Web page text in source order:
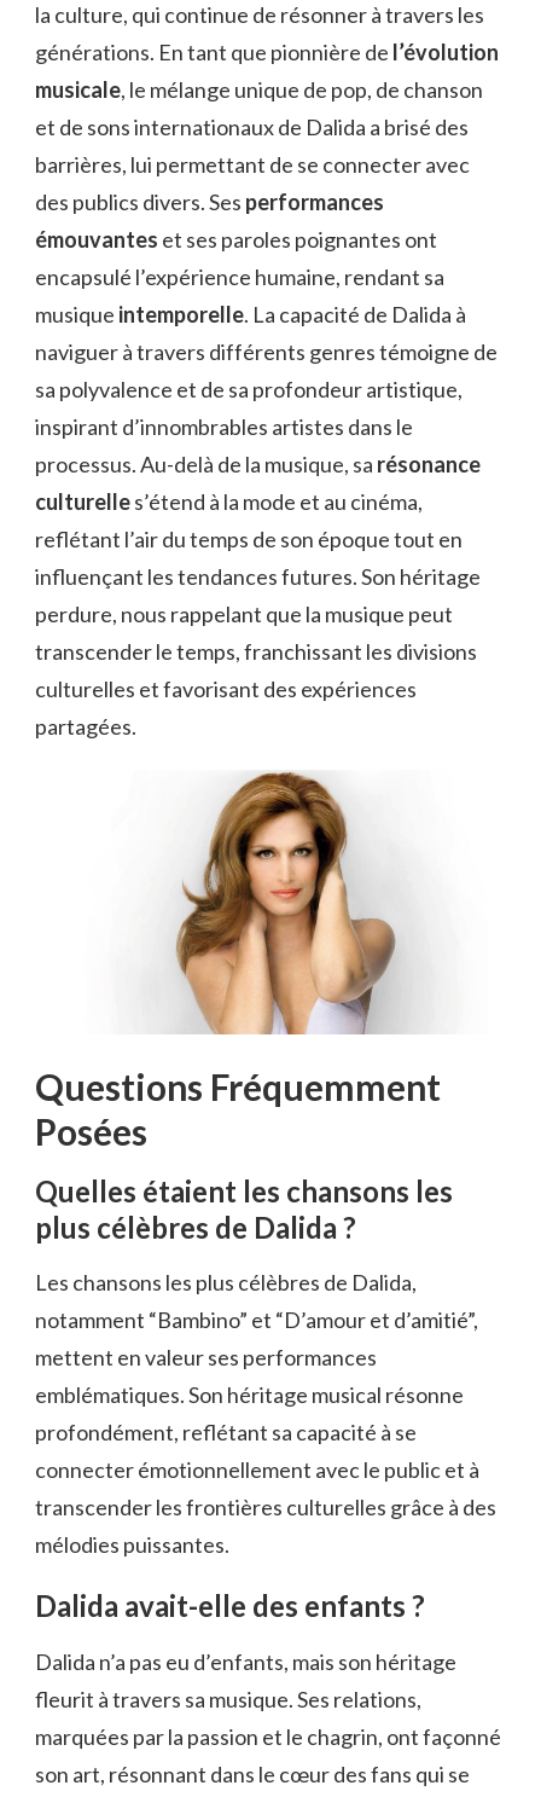
la culture, qui continue de résonner à travers les
générations. En tant que pionnière de l’évolution
musicale, le mélange unique de pop, de chanson
et de sons internationaux de Dalida a brisé des
barrières, lui permettant de se connecter avec
des publics divers. Ses performances
émouvantes et ses paroles poignantes ont
encapsulé l’expérience humaine, rendant sa
musique intemporelle. La capacité de Dalida à
naviguer à travers différents genres témoigne de
sa polyvalence et de sa profondeur artistique,
inspirant d’innombrables artistes dans le
processus. Au-delà de la musique, sa résonance
culturelles’étend à la mode et au cinéma,
reflétant l’air du temps de son époque tout en
influençant les tendances futures. Son héritage
perdure, nous rappelant que la musique peut
transcender le temps, franchissant les divisions
culturelles et favorisant des expériences
partagées.
Questions Fréquemment
Posées
Quelles étaient les chansons les
plus célèbres de Dalida ?
Les chansons les plus célèbres de Dalida,
notamment “Bambino” et “D’amour et d’amitié”,
mettent en valeur ses performances
emblématiques. Son héritage musical résonne
profondément, reflétant sa capacité à se
connecter émotionnellement avec le public et à
transcender les frontières culturelles grâce à des
mélodies puissantes.
Dalida avait-elle des enfants ?
Dalida n’a pas eu d’enfants, mais son héritage
fleurit à travers sa musique. Ses relations,
marquées par la passion et le chagrin, ont façonné
son art, résonnant dans le cœur des fans qui se